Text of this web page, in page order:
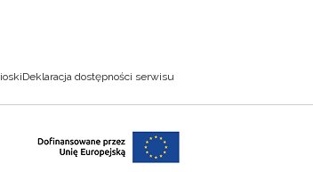
Deklaracja dostępności serwisu